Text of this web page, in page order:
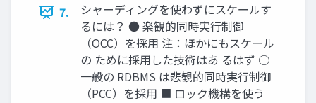
7.
シャーディングを使わずにスケールす
るには？ ● 楽観的同時実行制御
（OCC）を採用 注：ほかにもスケール
の ために採用した技術はあ るはず ○
一般の RDBMS は悲観的同時実行制御
（PCC）を採用 ■ ロック機構を使う